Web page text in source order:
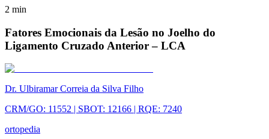
2 min
Fatores Emocionais da Lesão no Joelho do
Ligamento Cruzado Anterior – LCA
Dr. Ulbiramar Correia da Silva Filho
CRM/GO: 11552 | SBOT: 12166 | RQE: 7240
ortopedia